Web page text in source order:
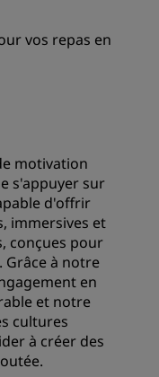
vos repas en
motivation
s'appuyer sur
d'offrir
immersives et
conçues pour
Grâce à notre
en
et notre
cultures
à créer des